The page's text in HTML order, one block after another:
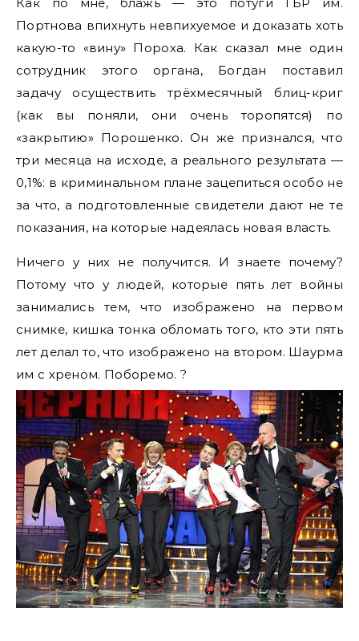
Портнова впихнуть невпихуемое и доказать хоть
какую-то «вину» Пороха. Как сказал мне один
сотрудник этого органа, Богдан поставил
задачу осуществить трёхмесячный блиц-криг
(как вы поняли, они очень торопятся) по
«закрытию» Порошенко. Он же признался, что
три месяца на исходе, а реального результата —
0,1%: в криминальном плане зацепиться особо не
за что, а подготовленные свидетели дают не те
показания, на которые надеялась новая власть.
Ничего у них не получится. И знаете почему?
Потому что у людей, которые пять лет войны
занимались тем, что изображено на первом
снимке, кишка тонка обломать того, кто эти пять
лет делал то, что изображено на втором. Шаурма
им с хреном. Поборемо. ?